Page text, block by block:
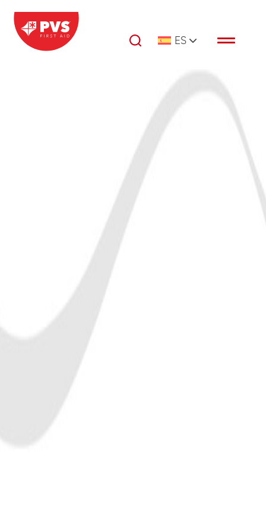
Saltar al contenido
Navegación principal ES